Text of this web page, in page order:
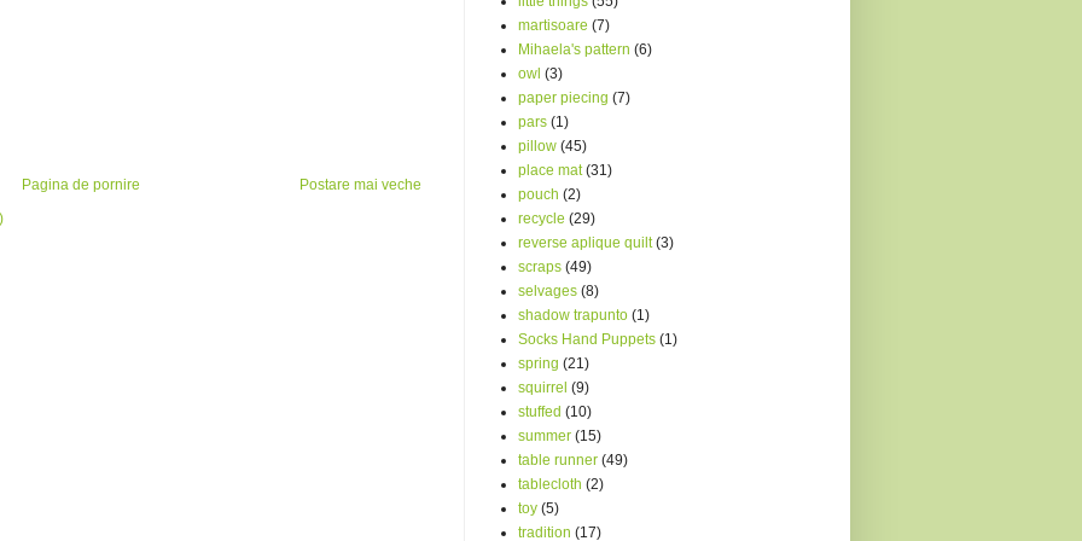
Postare mai veche
Pagina de pornire
martisoare (7)
Mihaela's pattern (6)
owl (3)
paper piecing (7)
pars (1)
pillow (45)
place mat (31)
pouch (2)
recycle (29)
reverse aplique quilt (3)
scraps (49)
selvages (8)
shadow trapunto (1)
Socks Hand Puppets (1)
spring (21)
squirrel (9)
stuffed (10)
summer (15)
table runner (49)
tablecloth (2)
toy (5)
tradition (17)